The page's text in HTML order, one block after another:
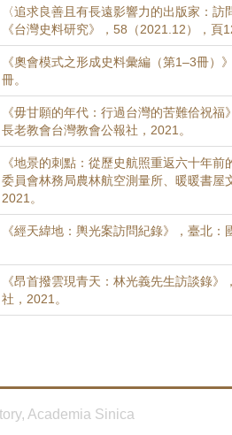
〈追求良善且有長遠影響力的出版家：訪
《台灣史料研究》，58（2021.12），頁
《奧會模式之形成史料彙編（第1–3冊）
冊。
《毋甘願的年代：行過台灣的苦難佮祝
長老教會台灣教會公報社，2021。
《地景的刺點：從歷史航照重返六十年
委員會林務局農林航空測量所、暖暖書屋
2021。
《經天緯地：輿光案訪問紀錄》，臺北：
《昂首撥雲現青天：林光義先生訪談錄
社，2021。
Academia Sinica